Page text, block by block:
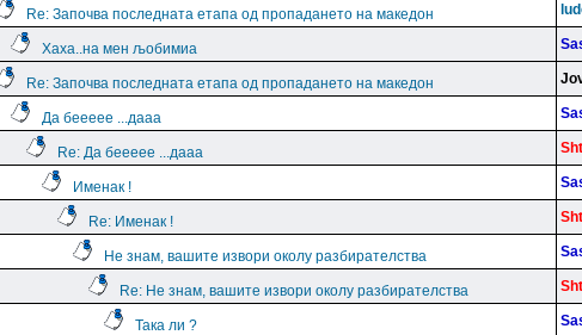
Re: Започва последната етапа од пропадането на македон
Хаха..на мен љобимиа
Re: Започва последната етапа од пропадането на македон
Да беееее ...дааа
Re: Да беееее ...дааа
Именак !
Re: Именак !
Не знам, вашите извори околу разбирателства
Re: Не знам, вашите извори околу разбирателства
Така ли ?